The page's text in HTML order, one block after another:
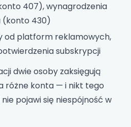
407), wynagrodzenia
(konto 430)
od platform reklamowych,
subskrypcji
dwie osoby zaksięgują
różne konta — i nikt tego
pojawi się niespójność w